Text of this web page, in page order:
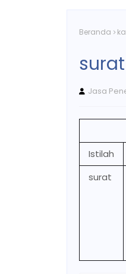
Beranda
surat
Jasa
Istilah
surat